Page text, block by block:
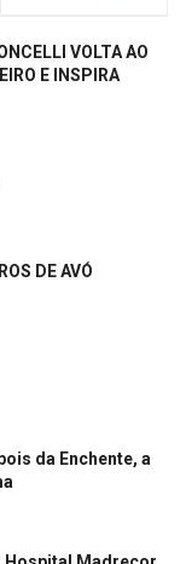
VOLTA AO
E INSPIRA
DE AVÓ
da Enchente, a